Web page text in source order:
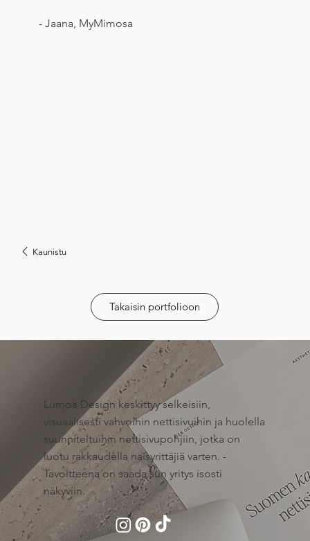
- Jaana, MyMimosa
Kaunistu
Takaisin portfolioon
Lumoa Design keskittyy selkeisiin,
visuaalisesti vahvoihin nettisivuihin ja huolella
suunniteltuihin nettisivupohjiin, jotka on
luotu rakkaudella naisyrittäjiä varten. -
Tavoitteena on saada sun yritys isosti
näkyviin.